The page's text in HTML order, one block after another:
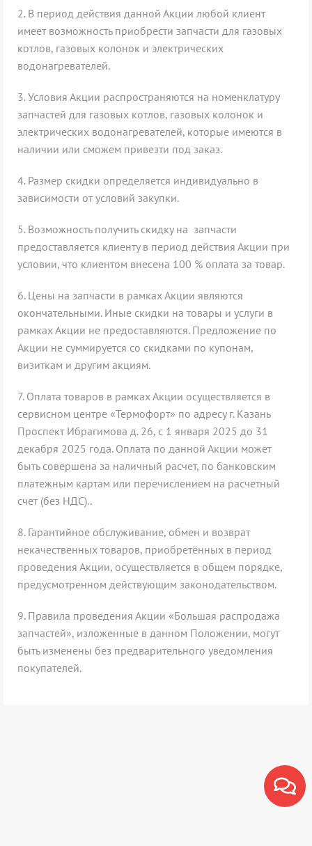
2.В период действия данной Акции любой клиент
имеет возможность приобрести запчасти для газовых
котлов, газовых колонок и электрических
водонагревателей.
3.Условия Акции распространяются на номенклатуру
запчастей для газовых котлов, газовых колонок и
электрических водонагревателей, которые имеются в
наличии или сможем привезти под заказ.
4. Размер скидки определяется индивидуально в
зависимости от условий закупки.
5.Возможность получить скидку на запчасти
предоставляется клиенту в период действия Акции при
условии, что клиентом внесена 100 % оплата за товар.
6.Цены на запчасти в рамках Акции являются
окончательными. Иные скидки на товары и услуги в
рамках Акции не предоставляются. Предложение по
Акции не суммируется со скидками по купонам,
визиткам и другим акциям.
7. Оплата товаров в рамках Акции осуществляется в
сервисном центре «Термофорт» по адресу г. Казань
Проспект Ибрагимова д. 26, с 1 января 2025 до 31
декабря 2025 года. Оплата по данной Акции может
быть совершена за наличный расчет, по банковским
платежным картам или перечислением на расчетный
счет (без НДС)..
8.Гарантийное обслуживание, обмен и возврат
некачественных товаров, приобретённых в период
проведения Акции, осуществляется в общем порядке,
предусмотренном действующим законодательством.
9.Правила проведения Акции «Большая распродажа
запчастей», изложенные в данном Положении, могут
быть изменены без предварительного уведомления
покупателей.